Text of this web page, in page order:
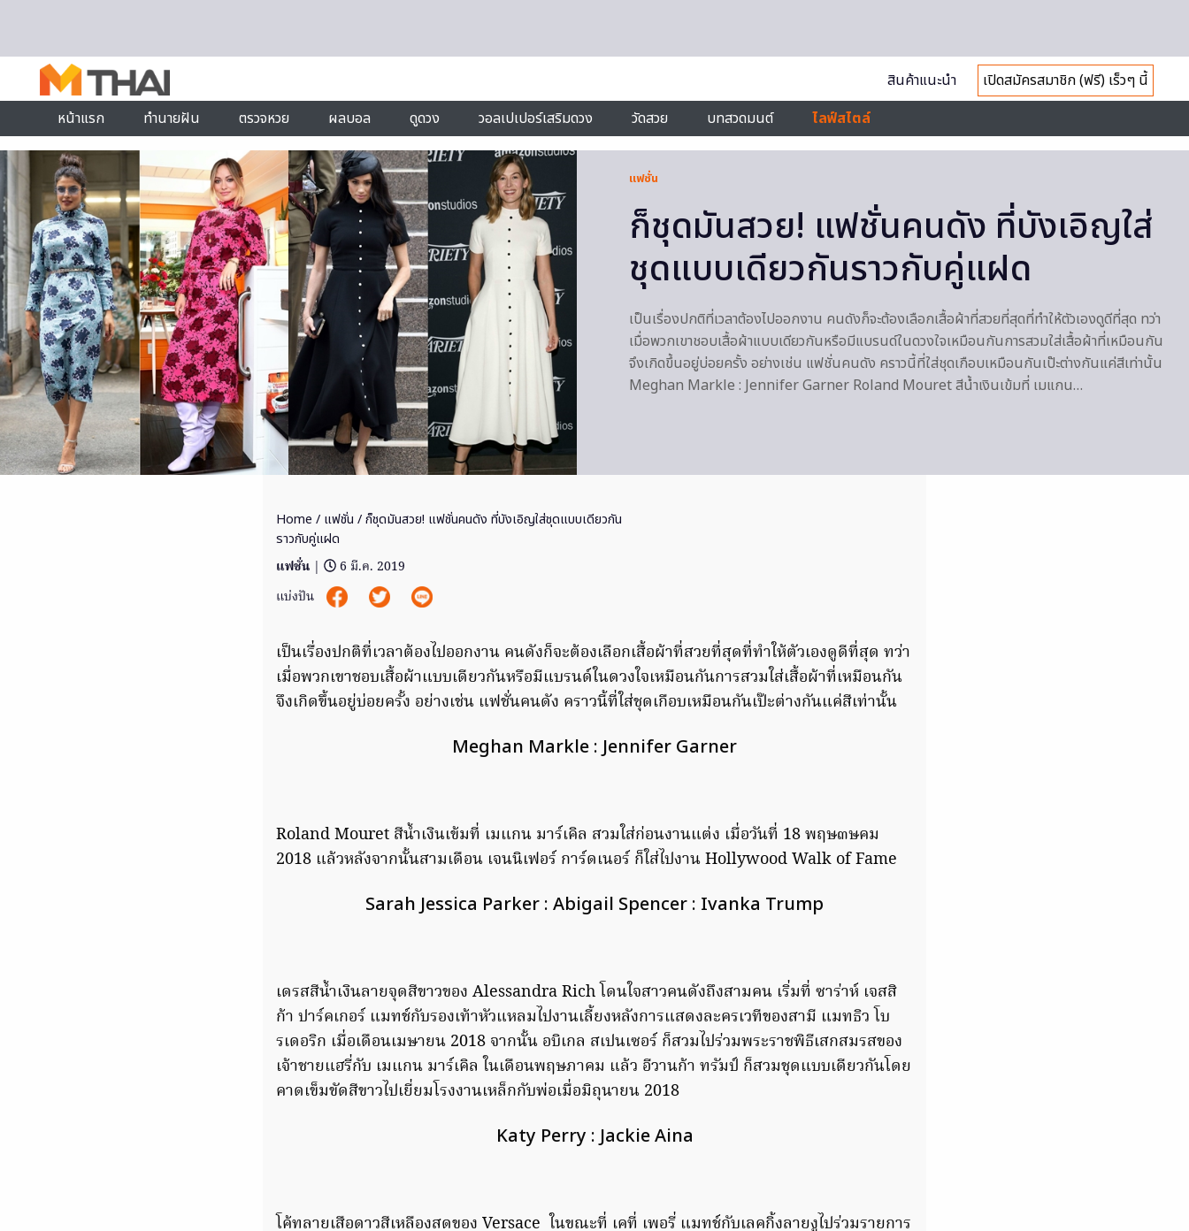
สินค้าแนะนำ
เปิดสมัครสมาชิก (ฟรี) เร็วๆ นี้
หน้าแรก
ทำนายฝัน ตรวจหวย ผลบอล ดูดวง วอลเปเปอร์เสริมดวง วัดสวย บทสวดมนต์ ไลฟ์สไตล์
แฟชั่น
ก็ชุดมันสวย! แฟชั่นคนดัง ที่บังเอิญใส่
ชุดแบบเดียวกันราวกับคู่แฝด
เป็นเรื่องปกติที่เวลาต้องไปออกงาน คนดังก็จะต้องเลือกเสื้อผ้าที่สวยที่สุดที่ทำให้ตัวเองดูดีที่สุด ทว่า
เมื่อพวกเขาชอบเสื้อผ้าแบบเดียวกันหรือมีแบรนด์ในดวงใจเหมือนกันการสวมใส่เสื้อผ้าที่เหมือนกัน
จึงเกิดขึ้นอยู่บ่อยครั้ง อย่างเช่น แฟชั่นคนดัง คราวนี้ที่ใส่ชุดเกือบเหมือนกันเป๊ะต่างกันแค่สีเท่านั้น
Meghan Markle : Jennifer Garner Roland Mouret สีน้ำเงินเข้มที่ เมแกน…
Home / แฟชั่น / ก็ชุดมันสวย! แฟชั่นคนดัง ที่บังเอิญใส่ชุดแบบเดียวกัน
ราวกับคู่แฝด
แฟชั่น |
6 มี.ค. 2019
แบ่งปัน
เป็นเรื่องปกติที่เวลาต้องไปออกงาน คนดังก็จะต้องเลือกเสื้อผ้าที่สวยที่สุดที่ทำให้ตัวเองดูดีที่สุด ทว่า
เมื่อพวกเขาชอบเสื้อผ้าแบบเดียวกันหรือมีแบรนด์ในดวงใจเหมือนกันการสวมใส่เสื้อผ้าที่เหมือนกัน
จึงเกิดขึ้นอยู่บ่อยครั้ง อย่างเช่น แฟชั่นคนดัง คราวนี้ที่ใส่ชุดเกือบเหมือนกันเป๊ะต่างกันแค่สีเท่านั้น
Meghan Markle : Jennifer Garner
Roland Mouret สีน้ำเงินเข้มที่ เมแกน มาร์เคิล สวมใส่ก่อนงานแต่ง เมื่อวันที่ 18 พฤษ๓ษคม
2018 แล้วหลังจากนั้นสามเดือน เจนนิเฟอร์ การ์ดเนอร์ ก็ใส่ไปงาน Hollywood Walk of Fame
Sarah Jessica Parker : Abigail Spencer : Ivanka Trump
เดรสสีน้ำเงินลายจุดสีขาวของ Alessandra Rich โดนใจสาวคนดังถึงสามคน เริ่มที่ ซาร่าห์ เจสสิ
ก้า ปาร์คเกอร์ แมทช์กับรองเท้าหัวแหลมไปงานเลี้ยงหลังการแสดงละครเวทีของสามี แมทธิว โบ
รเดอริก เมื่อเดือนเมษายน 2018 จากนั้น อบิเกล สเปนเซอร์ ก็สวมไปร่วมพระราชพิธีเสกสมรสของ
เจ้าชายแฮรี่กับ เมแกน มาร์เคิล ในเดือนพฤษภาคม แล้ว อีวานก้า ทรัมป์ ก็สวมชุดแบบเดียวกันโดย
คาดเข็มขัดสีขาวไปเยี่ยมโรงงานเหล็กกับพ่อเมื่อมิถุนายน 2018
Katy Perry : Jackie Aina
โค้ทลายเสือดาวสีเหลืองสดของ Versace ในขณะที่ เคที่ เพอรี่ แมทช์กับเลคกิ้งลายงูไปร่วมรายการ